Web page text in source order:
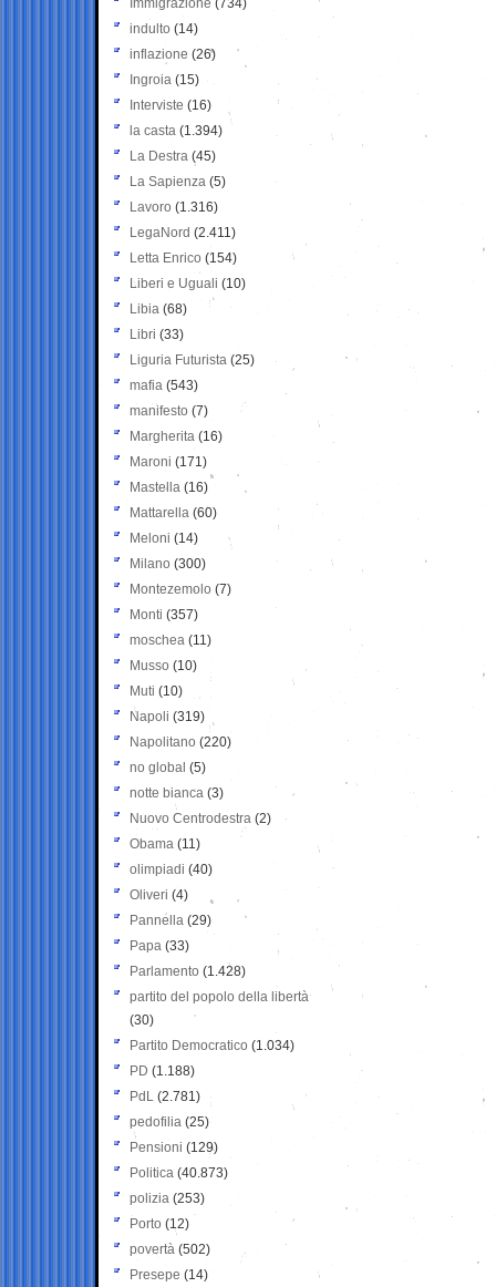
Immigrazione (734)
indulto (14)
inflazione (26)
Ingroia (15)
Interviste (16)
la casta (1.394)
La Destra (45)
La Sapienza (5)
Lavoro (1.316)
LegaNord (2.411)
Letta Enrico (154)
Liberi e Uguali (10)
Libia (68)
Libri (33)
Liguria Futurista (25)
mafia (543)
manifesto (7)
Margherita (16)
Maroni (171)
Mastella (16)
Mattarella (60)
Meloni (14)
Milano (300)
Montezemolo (7)
Monti (357)
moschea (11)
Musso (10)
Muti (10)
Napoli (319)
Napolitano (220)
no global (5)
notte bianca (3)
Nuovo Centrodestra (2)
Obama (11)
olimpiadi (40)
Oliveri (4)
Pannella (29)
Papa (33)
Parlamento (1.428)
partito del popolo della libertà
(30)
Partito Democratico (1.034)
PD (1.188)
PdL (2.781)
pedofilia (25)
Pensioni (129)
Politica (40.873)
polizia (253)
Porto (12)
povertà (502)
Presepe (14)